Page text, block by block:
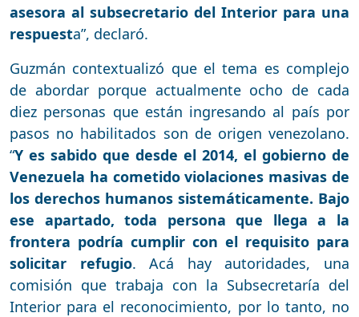
asesora al subsecretario del Interior para una
respuesta”, declaró.
Guzmán contextualizó que el tema es complejo
de abordar porque actualmente ocho de cada
diez personas que están ingresando al país por
pasos no habilitados son de origen venezolano.
“Y es sabido que desde el 2014, el gobierno de
Venezuela ha cometido violaciones masivas de
los derechos humanos sistemáticamente. Bajo
ese apartado, toda persona que llega a la
frontera podría cumplir con el requisito para
solicitar refugio. Acá hay autoridades, una
comisión que trabaja con la Subsecretaría del
Interior para el reconocimiento, por lo tanto, no